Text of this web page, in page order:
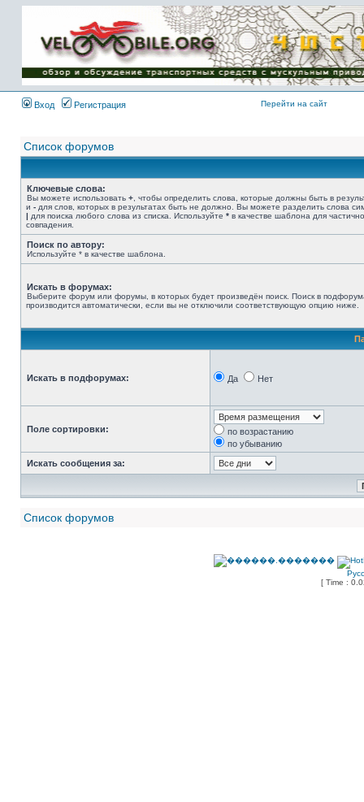
Имя пользователя:
Пароль:
{ LOG_ME_IN_SHORT
}
Вход
Регистрация Перейти на сайт
Список форумов
Ключевые слова:
Вы можете использовать + , чтобы определить слова, которые должны быть в
и - для слов, которых в результатах быть не должно. Вы можете разделить слова
| для поиска любого слова из списка. Используйте * в качестве шаблона для
совпадения.
Поиск по автору:
Используйте * в качестве шаблона.
Искать в форумах:
Выберите форум или форумы, в которых будет произведён поиск. Поиск в
производится автоматически, если вы не отключили соответствующую опцию ниже.
Искать в подфорумах: Да Нет
Поле сортировки:
по возрастанию
по убыванию
Искать сообщения за:
Список форумов
[ Time :